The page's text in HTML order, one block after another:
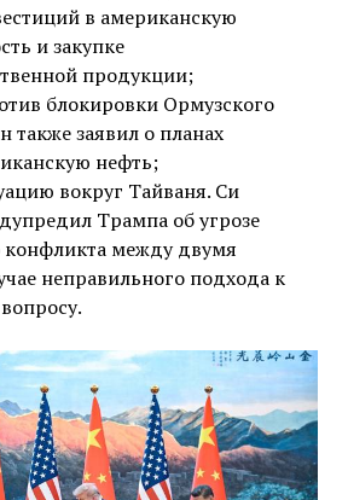
в американскую
и закупке
продукции;
блокировки Ормузского
также заявил о планах
нефть;
вокруг Тайваня. Си
Трампа об угрозе
конфликта между двумя
неправильного подхода к